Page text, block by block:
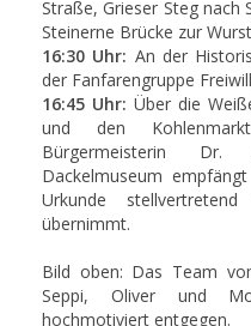
Straße, Grieser Steg nach
Steinerne Brücke zur
16:30 Uhr: An der
der Fanfarengruppe
16:45 Uhr: Über die
und den
Bürgermeisterin
Dackelmuseum
Urkunde
übernimmt.
Bild oben: Das Team
Seppi, Oliver und
hochmotiviert entgegen.